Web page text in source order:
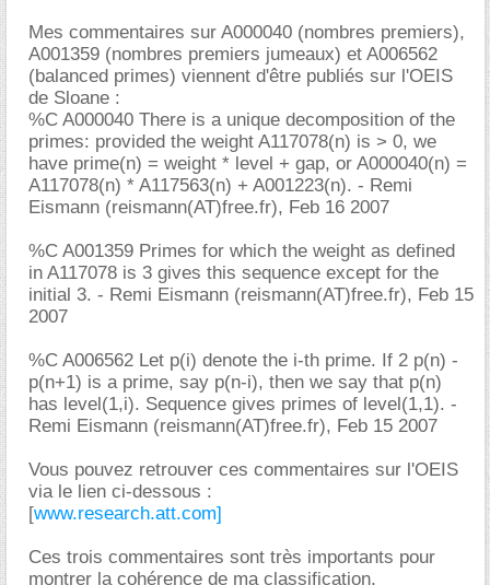
Mes commentaires sur A000040 (nombres premiers),
A001359 (nombres premiers jumeaux) et A006562
(balanced primes) viennent d'être publiés sur l'OEIS
de Sloane :
%C A000040 There is a unique decomposition of the
primes: provided the weight A117078(n) is > 0, we
have prime(n) = weight * level + gap, or A000040(n) =
A117078(n) * A117563(n) + A001223(n). - Remi
Eismann (reismann(AT)free.fr), Feb 16 2007
%C A001359 Primes for which the weight as defined
in A117078 is 3 gives this sequence except for the
initial 3. - Remi Eismann (reismann(AT)free.fr), Feb 15
2007
%C A006562 Let p(i) denote the i-th prime. If 2 p(n) -
p(n+1) is a prime, say p(n-i), then we say that p(n)
has level(1,i). Sequence gives primes of level(1,1). -
Remi Eismann (reismann(AT)free.fr), Feb 15 2007
Vous pouvez retrouver ces commentaires sur l'OEIS
via le lien ci-dessous :
[www.research.att.com]
Ces trois commentaires sont très importants pour
montrer la cohérence de ma classification,